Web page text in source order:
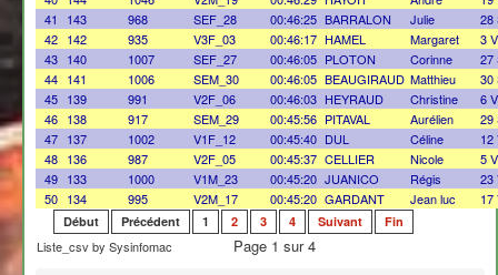
41
143 968 SEF_28 00:46:25 BARRALON Julie
28
42 142 935 V3F_03 00:46:17 HAMEL Margaret
3
43 140 1007 SEF_27 00:46:05 PLOTON Corinne
27
44 141 1006 SEM_30 00:46:05 BEAUGIRAUD Matthieu
30
45 139 991 V2F_06 00:46:03 HEYRAUD Christine
6
46 138 917 SEM_29 00:45:56 PITAVAL Aurélien
29
47 137 1002 V1F_12 00:45:40 DUL Céline
12
48 136 987 V2F_05 00:45:37 CELLIER Nicole
5
49 133 1000 V1M_23 00:45:20 JUANICO Régis
23
50 134 995 V2M_17 00:45:20 GARDANT Jean luc 17
Début Précédent 1 2 3 4 Suivant Fin
Liste_csv by Sysinfomac
Page 1 sur 4